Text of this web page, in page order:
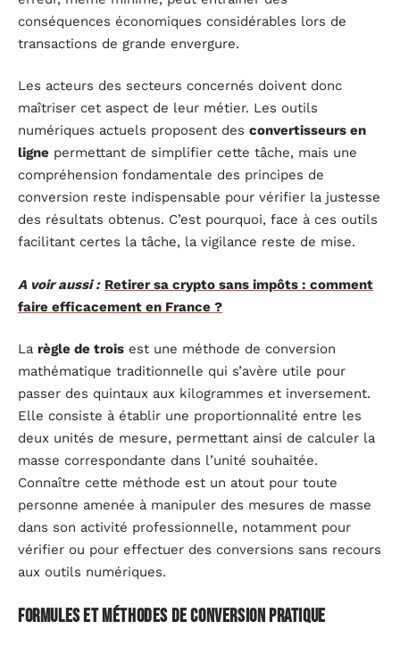
conséquences économiques considérables lors de
transactions de grande envergure.
Les acteurs des secteurs concernés doivent donc
maîtriser cet aspect de leur métier. Les outils
numériques actuels proposent des convertisseurs en
ligne permettant de simplifier cette tâche, mais une
compréhension fondamentale des principes de
conversion reste indispensable pour vérifier la justesse
des résultats obtenus. C’est pourquoi, face à ces outils
facilitant certes la tâche, la vigilance reste de mise.
A voir aussi : Retirer sa crypto sans impôts : comment
faire efficacement en France ?
La règle de trois est une méthode de conversion
mathématique traditionnelle qui s’avère utile pour
passer des quintaux aux kilogrammes et inversement.
Elle consiste à établir une proportionnalité entre les
deux unités de mesure, permettant ainsi de calculer la
masse correspondante dans l’unité souhaitée.
Connaître cette méthode est un atout pour toute
personne amenée à manipuler des mesures de masse
dans son activité professionnelle, notamment pour
vérifier ou pour effectuer des conversions sans recours
aux outils numériques.
Formules et méthodes de conversion pratique